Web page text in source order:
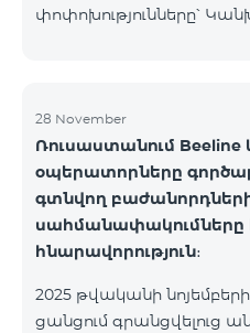
փոփոխությունները՝
սակագնային փաթեթին,
կստանան
րոպե դեպի ՀՀ բոլոր
Beeline և Tele2 ցանցեր,
ռոումինգում, 60 TV ալիք։
սակագնային փաթեթի
սակագնային փաթեթը
28 November
Ռուսաստանում Beeline
օպերատորները
գտնվող
սահմանափակումները
հնարավորություն։
2025 թվականի
ցանցում գրանցվելուց